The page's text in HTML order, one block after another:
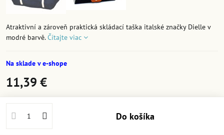
Atraktivní a zároveň praktická skládací taška italské značky Dielle v
modré barvě.Čítajte viac
Na sklade v e-shope
11,39 €
Do košíka